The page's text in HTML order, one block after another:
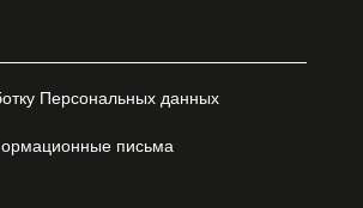
Персональных данных
письма